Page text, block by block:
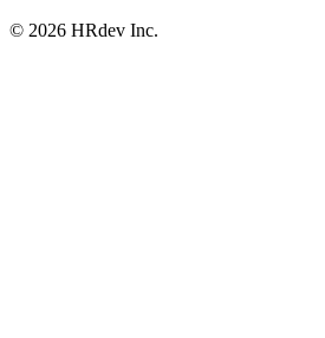
© 2026 HRdev Inc.